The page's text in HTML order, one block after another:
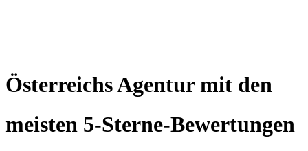
Österreichs Agentur mit den
meisten 5-Sterne-Bewertungen